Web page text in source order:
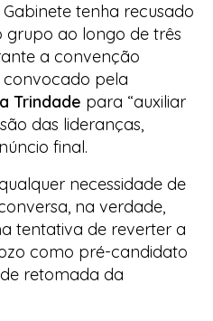
tenha recusado
grupo ao longo de três
a convenção
convocado pela
Trindade para “auxiliar
das lideranças,
final.
necessidade de
na verdade,
tentativa de reverter a
como pré-candidato
retomada da